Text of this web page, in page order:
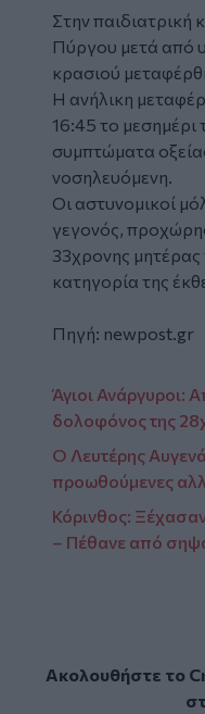
Στην παιδιατρική
Πύργου μετά από
κρασιού
Η ανήλικη
16:45 το μεσημέρι
συμπτώματα
νοσηλευόμενη.
Οι αστυνομικοί
γεγονός,
33χρονης μητέρας
κατηγορία της
Πηγή: newpost.gr
Άγιοι Ανάργυροι:
δολοφόνος της
Ο Λευτέρης
προωθούμενες
Κόρινθος:
– Πέθανε από
Ακολουθήστε το